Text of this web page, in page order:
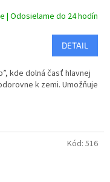
A
R
M
O
| Odosielame do 24 hodín
DETAIL
kde dolná časť hlavnej
k zemi. Umožňuje
Kód: 516